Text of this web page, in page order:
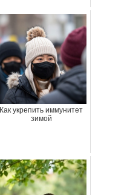
Как укрепить иммунитет
зимой